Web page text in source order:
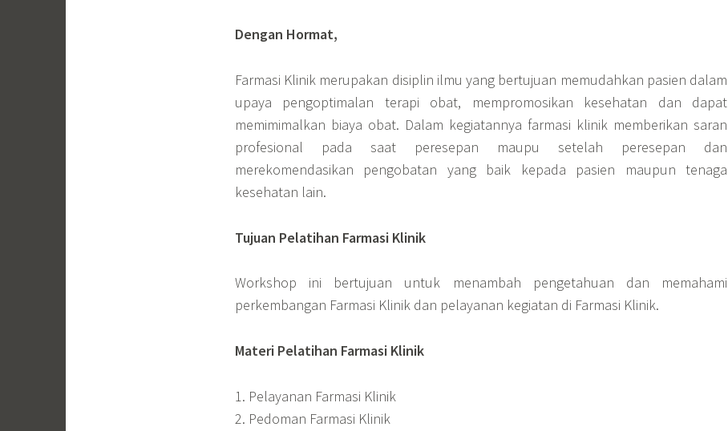
Dengan Hormat,
Farmasi Klinik merupakan disiplin ilmu yang bertujuan memudahkan pasien dalam
upaya pengoptimalan terapi obat, mempromosikan kesehatan dan dapat
memimimalkan biaya obat. Dalam kegiatannya farmasi klinik memberikan saran
profesional pada saat peresepan maupu setelah peresepan dan
merekomendasikan pengobatan yang baik kepada pasien maupun tenaga
kesehatan lain.
Tujuan Pelatihan Farmasi Klinik
Workshop ini bertujuan untuk menambah pengetahuan dan memahami
perkembangan Farmasi Klinik dan pelayanan kegiatan di Farmasi Klinik.
Materi Pelatihan Farmasi Klinik
1. Pelayanan Farmasi Klinik
2. Pedoman Farmasi Klinik